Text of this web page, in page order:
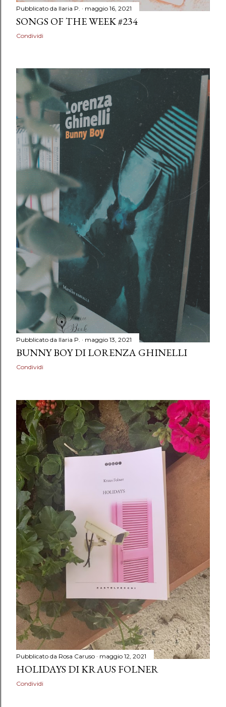
Pubblicato da Ilaria P. maggio 16, 2021
SONGS OF THE WEEK #234
Condividi
Pubblicato da Ilaria P. maggio 13, 2021
BUNNY BOY DI LORENZA GHINELLI
Condividi
Pubblicato da Rosa Caruso maggio 12, 2021
HOLIDAYS DI KRAUS FOLNER
Condividi